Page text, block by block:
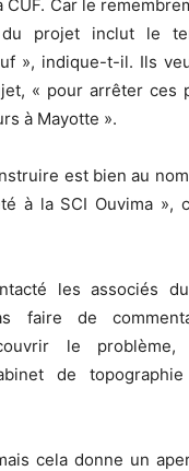
CUF. Car le
projet inclut le
», indique-t-il. Ils
« pour arrêter ces
à Mayotte ».
est bien au
à la SCI Ouvima »,
les associés
faire de
le
de
cela donne un